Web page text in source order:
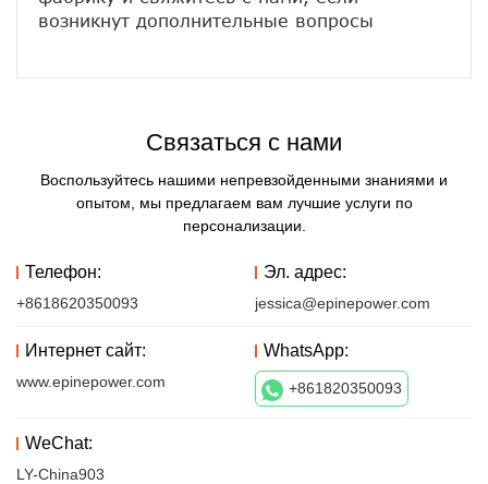
Связаться с нами
Воспользуйтесь нашими непревзойденными знаниями и
опытом, мы предлагаем вам лучшие услуги по
персонализации.
Телефон:
+8618620350093
Эл. адрес:
jessica@epinepower.com
Интернет сайт:
www.epinepower.com
WhatsApp:
+861820350093
WeChat:
LY-China903